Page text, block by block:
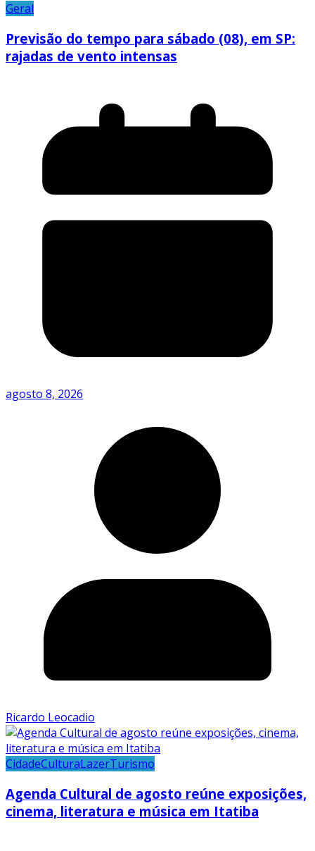
Geral
Previsão do tempo para sábado (08), em SP:
rajadas de vento intensas
agosto 8, 2026
Ricardo Leocadio
CidadeCulturaLazerTurismo
Agenda Cultural de agosto reúne exposições,
cinema, literatura e música em Itatiba